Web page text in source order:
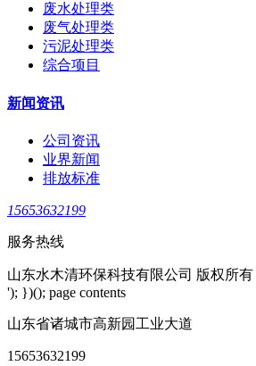
废水处理类
废气处理类
污泥处理类
综合项目
新闻资讯
公司资讯
业界新闻
排放标准
15653632199
服务热线
山东水木清环保科技有限公司 版权所有
'); })(); page contents
山东省诸城市高新园工业大道
15653632199